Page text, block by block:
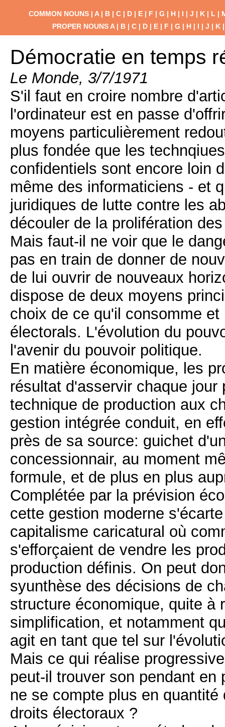
COMMON NOUNS | A| B | C | D | E | F | G | H | I | J | K | L |
PROPER NOUNS A| B | C | D | E | F | G | H | I | J | K
Démocratie en temps
Le Monde, 3/7/1971
S'il faut en croire nombre
l'ordinateur est en passe
moyens particulièrement
plus fondée que les
confidentiels sont encore loin
même des informaticiens - et
juridiques de lutte contre les
découler de la prolifération
Mais faut-il ne voir que le
pas en train de donner de
de lui ouvrir de nouveaux
dispose de deux moyens
choix de ce qu'il consomme
électorals. L'évolution du
l'avenir du pouvoir politique.
En matière économique, les
résultat d'asservir chaque
technique de production aux
gestion intégrée conduit, en
près de sa source: guichet
concessionnair, au moment
formule, et de plus en plus
Complétée par la prévision
cette gestion moderne
capitalisme caricatural où
s'efforçaient de vendre les
production définis. On peut
syunthèse des décisions de
structure économique, quite à
simplification, et notamment
agit en tant que tel sur
Mais ce qui réalise
peut-il trouver son pendant
ne se compte plus en
droits électoraux ?